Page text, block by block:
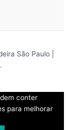
São Paulo |
.
conter
para melhorar